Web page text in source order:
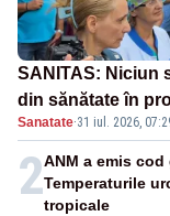
SANITAS: Niciun
din sănătate în
Sanatate·31 iul. 2026,
2ANM a emis
Temperaturile
tropicale